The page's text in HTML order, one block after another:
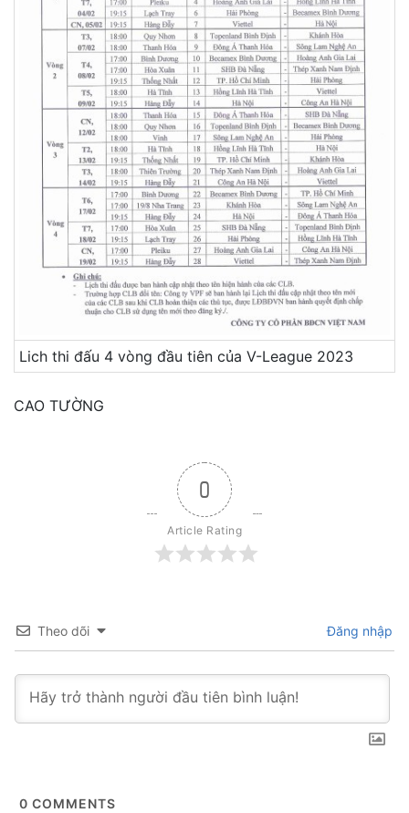
Lich thi đấu 4 vòng đầu tiên của V-League 2023
CAO TƯỜNG
0
Article Rating
Theo dõi Đăng nhập
0 COMMENTS